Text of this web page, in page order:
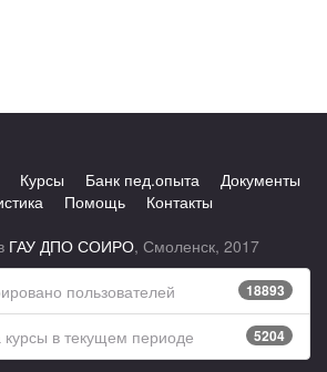
Курсы Банк пед.опыта
Документы
Помощь
Контакты
ГАУ ДПО СОИРО, Смоленск, 2017
18893
пользователей
5204
курсы в текущем периоде